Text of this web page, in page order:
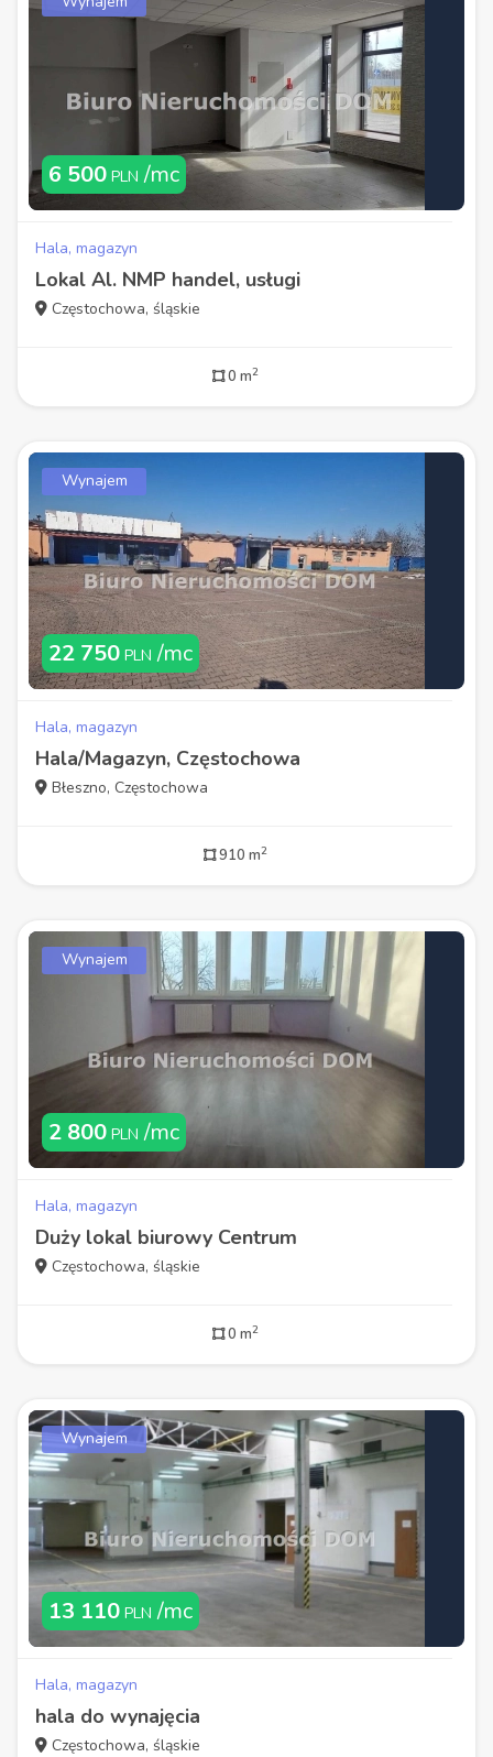
6 500 PLN /mc
Hala, magazyn
Lokal Al. NMP handel, usługi
Częstochowa, śląskie
0 m2
Wynajem
22 750 PLN /mc
Hala, magazyn
Hala/Magazyn, Częstochowa
Błeszno, Częstochowa
910 m2
Wynajem
2 800 PLN /mc
Hala, magazyn
Duży lokal biurowy Centrum
Częstochowa, śląskie
0 m2
Wynajem
13 110 PLN /mc
Hala, magazyn
hala do wynajęcia
Częstochowa, śląskie